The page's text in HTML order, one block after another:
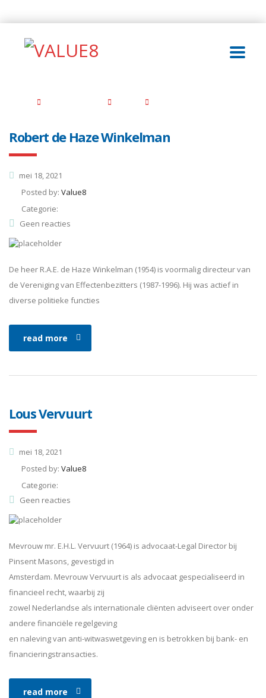
Robert de Haze Winkelman
mei 18, 2021
Posted by: Value8
Categorie:
Geen reacties
De heer R.A.E. de Haze Winkelman (1954) is voormalig directeur van
de Vereniging van Effectenbezitters (1987-1996). Hij was actief in
diverse politieke functies
read more
Lous Vervuurt
mei 18, 2021
Posted by: Value8
Categorie:
Geen reacties
Mevrouw mr. E.H.L. Vervuurt (1964) is advocaat-Legal Director bij
Pinsent Masons, gevestigd in
Amsterdam. Mevrouw Vervuurt is als advocaat gespecialiseerd in
financieel recht, waarbij zij
zowel Nederlandse als internationale cliënten adviseert over onder
andere financiële regelgeving
en naleving van anti-witwaswetgeving en is betrokken bij bank- en
financieringstransacties.
read more